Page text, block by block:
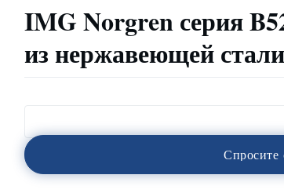
IMG Norgren серия
из нержавеющей стали
Спросите